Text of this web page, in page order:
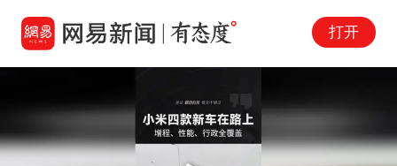
打开